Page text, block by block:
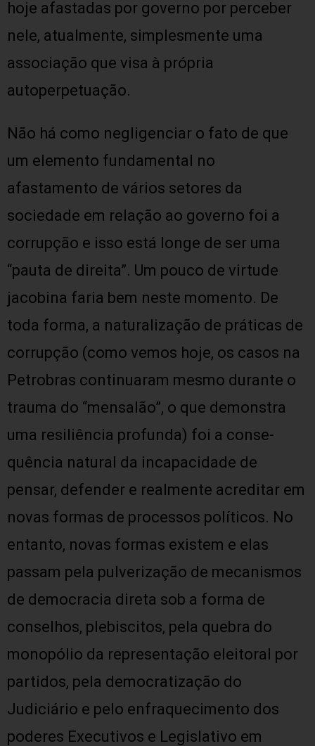
hoje afastadas por governo por perceber
nele, atualmente, simplesmente uma
associação que visa à própria
autoperpetuação.
Não há como negligenciar o fato de que
um elemento fundamental no
afastamento de vários setores da
sociedade em relação ao governo foi a
corrupção e isso está longe de ser uma
“pauta de direita”. Um pouco de virtude
jacobina faria bem neste momento. De
toda forma, a naturalização de práticas de
corrupção (como vemos hoje, os casos na
Petrobras continuaram mesmo durante o
trauma do “mensalão”, o que demonstra
uma resiliência profunda) foi a conse-
quência natural da incapacidade de
pensar, defender e realmente acreditar em
novas formas de processos políticos. No
entanto, novas formas existem e elas
passam pela pulverização de mecanismos
de democracia direta sob a forma de
conselhos, plebiscitos, pela quebra do
monopólio da representação eleitoral por
partidos, pela democratização do
Judiciário e pelo enfraquecimento dos
poderes Executivos e Legislativo em